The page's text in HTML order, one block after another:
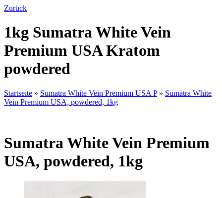
Zurück
1kg Sumatra White Vein
Premium USA Kratom
powdered
Startseite » Sumatra White Vein Premium USA P» Sumatra White
Vein Premium USA, powdered, 1kg
Sumatra White Vein Premium
USA, powdered, 1kg